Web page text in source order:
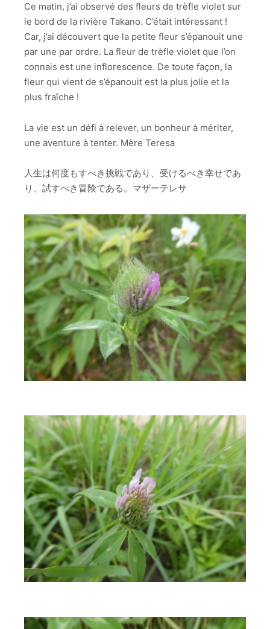
Ce matin, j’ai observé des fleurs de trèfle violet sur
le bord de la rivière Takano. C’était intéressant !
Car, j’ai découvert que la petite fleur s’épanouit une
par une par ordre. La fleur de trèfle violet que l’on
connais est une inflorescence. De toute façon, la
fleur qui vient de s’épanouit est la plus jolie et la
plus fraîche !
La vie est un défi à relever, un bonheur à mériter,
une aventure à tenter. Mère Teresa
人生は何度もすべき挑戦であり、受けるべき幸せであ
り、試すべき冒険である。マザーテレサ